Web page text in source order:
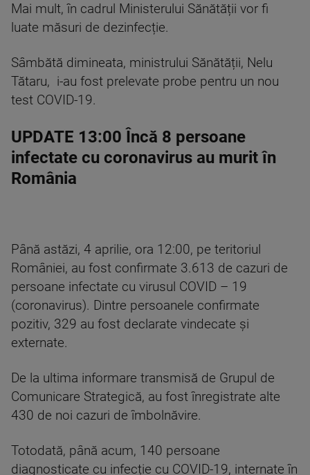
Mai mult, în cadrul Ministerului Sănătății vor fi
luate măsuri de dezinfecție.
Sâmbătă dimineata, ministrului Sănătății, Nelu
Tătaru, i-au fost prelevate probe pentru un nou
test COVID-19.
UPDATE 13:00 Încă 8 persoane
infectate cu coronavirus au murit în
România
Până astăzi, 4 aprilie, ora 12:00, pe teritoriul
României, au fost confirmate 3.613 de cazuri de
persoane infectate cu virusul COVID – 19
(coronavirus). Dintre persoanele confirmate
pozitiv, 329 au fost declarate vindecate și
externate.
De la ultima informare transmisă de Grupul de
Comunicare Strategică, au fost înregistrate alte
430 de noi cazuri de îmbolnăvire.
Totodată, până acum, 140 persoane
diagnosticate cu infecție cu COVID-19, internate în